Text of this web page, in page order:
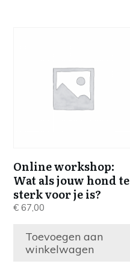
Online workshop:
Wat als jouw hond te
sterk voor je is?
€ 67,00
Toevoegen aan
winkelwagen